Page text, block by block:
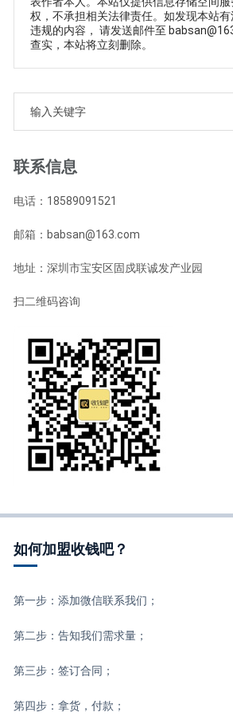
权，不承担相关法律责任。如发现本站
违规的内容， 请发送邮件至
查实，本站将立刻删除。
联系信息
电话：18589091521
邮箱：babsan@163.com
地址：深圳市宝安区固戍联诚发产业园
扫二维码咨询
如何加盟收钱吧？
第一步：添加微信联系我们；
第二步：告知我们需求量；
第三步：签订合同；
第四步：拿货，付款；